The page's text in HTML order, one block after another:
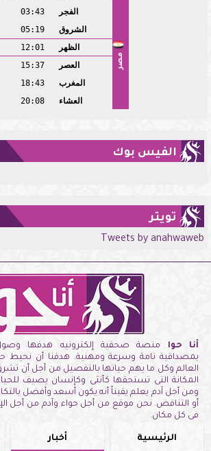
مصر
الفجر
03:43
الشروق
05:19
الظهر
12:01
العصر
15:37
المغرب
18:43
العشاء
20:08
الفيس بوك
تويتر
Tweets by anahwaweb
أنا حوا منصة صحفية إلكترونيه هدفها وصول
بمصداقية تامة وسرعة ومهنية. هدفنا أن نحيط
العالم وكل ما يهم حياتها بالتفصيل من أجل أن
المكانة التى تستحقها كأنثى وكإنسان يضيف
ومن أجل آدم يعلم يقيناً أنه يكون أسعد وأفضل
أو التناقض. نحن موقع من أجل حواء وآدم من أجل
فى كل مكان.
الرئيسية أخبار